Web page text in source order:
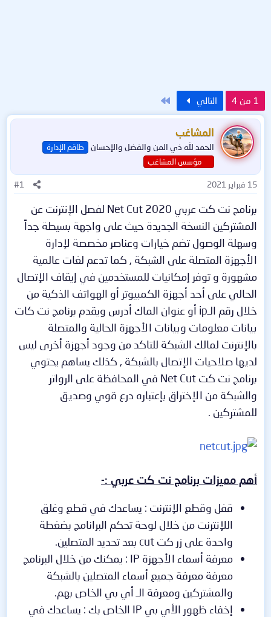
1 من 4 التالي
المشاغب
الحمد لله ذي المن والفضل والإحسان
طاقم الإدارة
مؤسس المشاغب
15 فبراير 2021 #1
برنامج نت كت عربي 2020 Net Cut لفصل الإنترنت عن
المشتركين النسخة الجديدة حيث على واجهة بسيطة جداً
وسهلة الوصول تضم خيارات وعناصر مخصصة لإدارة
الأجهزة المتصلة على الشبكة , كما تدعم لغات عالمية
مشهورة و توفر إمكانيات للمستخدمين في إيقاف الإتصال
الحالي على أحد أجهزة الكمبيوتر أو الهواتف الذكية من
خلال رقم الـip أو عنوان الماك أدرس ويقدم برنامج نت كات
بيانات معلومات وبيانات الأجهزة الحالية والمتصلة
بالإنترنت لمالك الشبكة للتاكد من وجود أجهزة أخرى ليس
لديها صلاحيات الإتصال بالشبكة , كذلك يساهم يحتوي
برنامج نت كت Net Cut في المحافظة على الرواتر
والشبكة من الإختراق بإعتباره درع قوي وصديق
للمشتركين .
أهم مميزات برنامج نت كت عربي :-
قفل وقطع الإنترنت : يساعدك في قطع وغلق
اللإنترنت من خلال لوحة تحكم البرانامج بضغطة
واحدة على زر كت cut بعد تحديد المتصلين.
معرفة أسماء الأجهزة IP : يمكنك من خلال البرنامج
معرفة معرفة جميع أسماء المتصلين بالشبكة
والمشتركين ومعرفة الـ أي بي الخاص بهم.
إخفاء ظهور الأي بي IP الخاص بك : يساعدك في